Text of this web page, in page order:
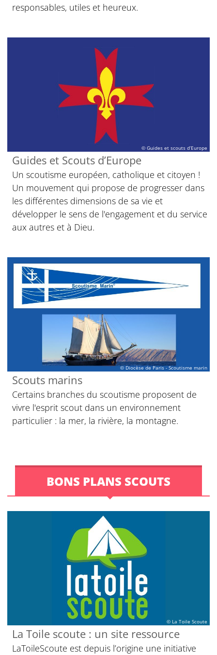
responsables, utiles et heureux.
© Guides et scouts d’Europe
Guides et Scouts d’Europe
Un scoutisme européen, catholique et citoyen !
Un mouvement qui propose de progresser dans
les différentes dimensions de sa vie et
développer le sens de l'engagement et du service
aux autres et à Dieu.
© Diocèse de Paris - Scoutisme marin
Scouts marins
Certains branches du scoutisme proposent de
vivre l'esprit scout dans un environnement
particulier : la mer, la rivière, la montagne.
BONS PLANS SCOUTS
© La Toile Scoute
La Toile scoute : un site ressource
LaToileScoute est depuis l’origine une initiative